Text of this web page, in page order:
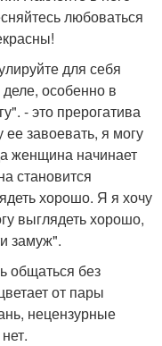
любоваться
для себя
особенно в
- это прерогатива
завоевать, я могу
женщина начинает
становится
хорошо. Я я хочу
выглядеть хорошо,
замуж".
общаться без
от пары
нецензурные